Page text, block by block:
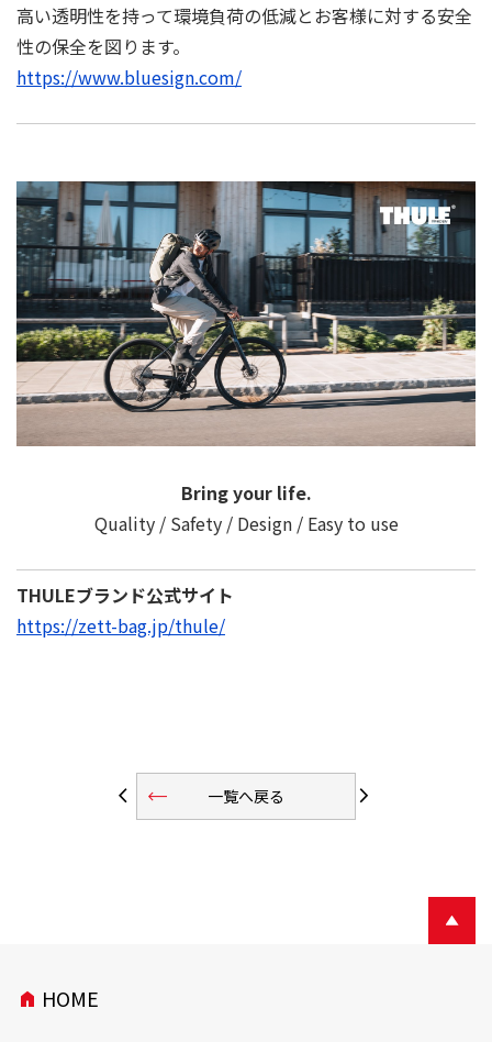
⾼い透明性を持って環境負荷の低減とお客様に対する安全
性の保全を図ります。
https://www.bluesign.com/
Bring your life.
Quality / Safety / Design / Easy to use
THULEブランド公式サイト
https://zett-bag.jp/thule/
arrow_back_ios 一覧へ戻る
trending_flat arrow_forward_ios
home HOME